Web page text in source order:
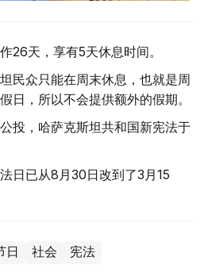
26天，享有5天休息时间。
民众只能在周末休息，也就是周
日，所以不会提供额外的假期。
投，哈萨克斯坦共和国新宪法于
法日已从8月30日改到了3月15
日 社会 宪法